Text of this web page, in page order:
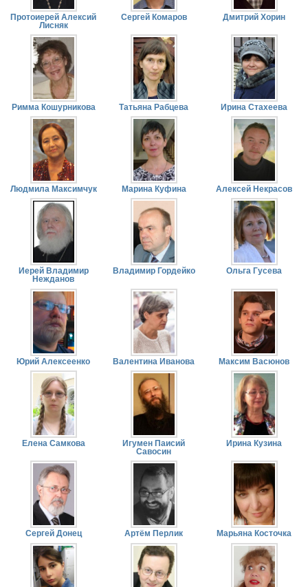
Протоиерей Алексий
Лисняк
Сергей Комаров Дмитрий Хорин
Римма Кошурникова Татьяна Рабцева Ирина Стахеева
Людмила Максимчук Марина Куфина Алексей Некрасов
Иерей Владимир
Нежданов
Владимир Гордейко Ольга Гусева
Юрий Алексеенко Валентина Иванова Максим Васюнов
Елена Самкова
Игумен Паисий
Савосин
Ирина Кузина
Сергей Донец Артём Перлик Марьяна Косточка